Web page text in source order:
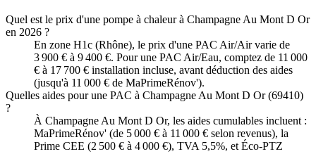
Quel est le prix d'une pompe à chaleur à Champagne Au Mont D Or
en 2026 ?
En zone H1c (Rhône), le prix d'une PAC Air/Air varie de
3 900 € à 9 400 €. Pour une PAC Air/Eau, comptez de 11 000
€ à 17 700 € installation incluse, avant déduction des aides
(jusqu'à 11 000 € de MaPrimeRénov').
Quelles aides pour une PAC à Champagne Au Mont D Or (69410)
?
À Champagne Au Mont D Or, les aides cumulables incluent :
MaPrimeRénov' (de 5 000 € à 11 000 € selon revenus), la
Prime CEE (2 500 € à 4 000 €), TVA 5,5%, et Éco-PTZ